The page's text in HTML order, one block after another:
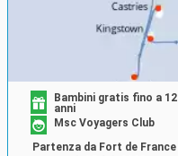
Bambini gratis fino a 12
anni
Msc Voyagers Club
Partenza da Fort de France